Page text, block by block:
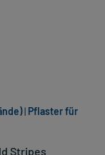
Stripes
| Pflaster für